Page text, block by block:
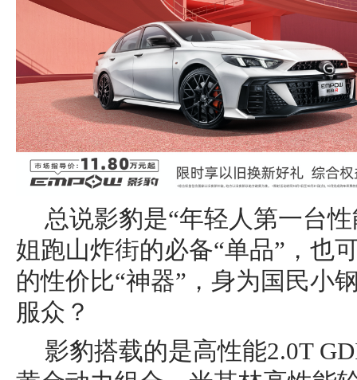
总说影豹是“年轻人第一台
姐跑山炸街的必备“单品”，也
的性价比“神器”，身为国民小
服众？
影豹搭载的是高性能2.0T